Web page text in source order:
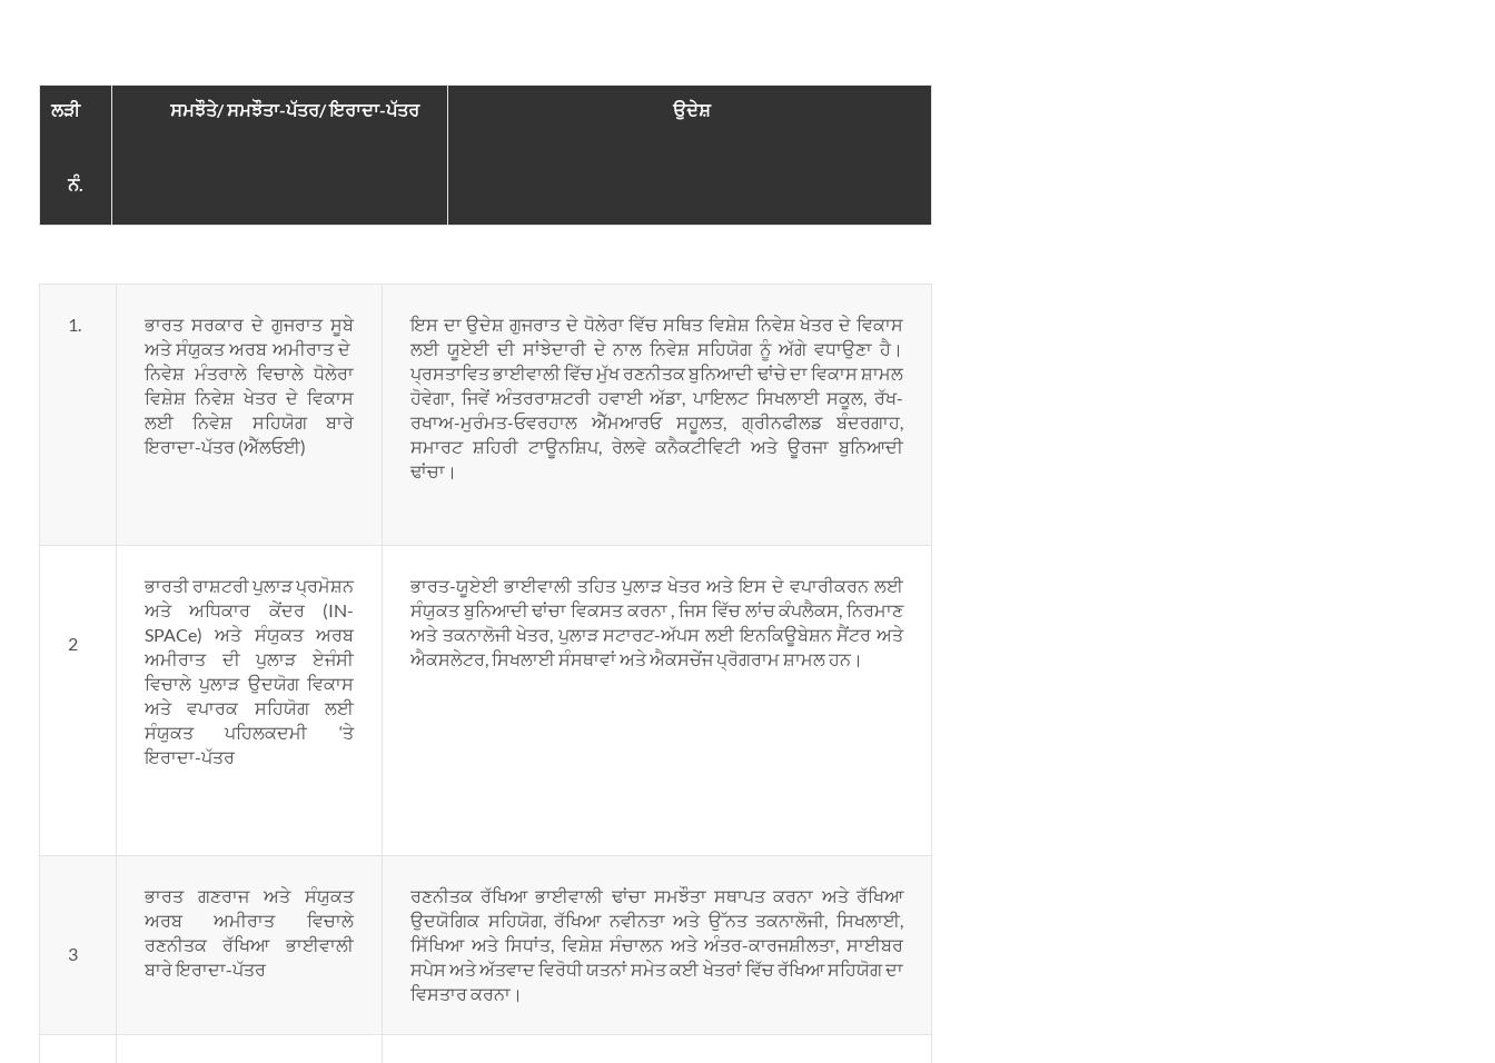
ਲੜੀ
ਨੰ.
ਸਮਝੌਤੇ/ ਸਮਝੌਤਾ-ਪੱਤਰ/ ਇਰਾਦਾ-ਪੱਤਰ ਉਦੇਸ਼
1.
ਭਾਰਤ ਸਰਕਾਰ ਦੇ ਗੁਜਰਾਤ ਸੂਬੇ
ਅਤੇ ਸੰਯੁਕਤ ਅਰਬ ਅਮੀਰਾਤ ਦੇ
ਨਿਵੇਸ਼ ਮੰਤਰਾਲੇ ਵਿਚਾਲੇ ਧੋਲੇਰਾ
ਵਿਸ਼ੇਸ਼ ਨਿਵੇਸ਼ ਖੇਤਰ ਦੇ ਵਿਕਾਸ
ਲਈ ਨਿਵੇਸ਼ ਸਹਿਯੋਗ ਬਾਰੇ
ਇਰਾਦਾ-ਪੱਤਰ (ਐੱਲਓਈ)
ਇਸ ਦਾ ਉਦੇਸ਼ ਗੁਜਰਾਤ ਦੇ ਧੋਲੇਰਾ ਵਿੱਚ ਸਥਿਤ ਵਿਸ਼ੇਸ਼ ਨਿਵੇਸ਼ ਖੇਤਰ ਦੇ ਵਿਕਾਸ
ਲਈ ਯੂਏਈ ਦੀ ਸਾਂਝੇਦਾਰੀ ਦੇ ਨਾਲ ਨਿਵੇਸ਼ ਸਹਿਯੋਗ ਨੂੰ ਅੱਗੇ ਵਧਾਉਣਾ ਹੈ।
ਪ੍ਰਸਤਾਵਿਤ ਭਾਈਵਾਲੀ ਵਿੱਚ ਮੁੱਖ ਰਣਨੀਤਕ ਬੁਨਿਆਦੀ ਢਾਂਚੇ ਦਾ ਵਿਕਾਸ ਸ਼ਾਮਲ
ਹੋਵੇਗਾ, ਜਿਵੇਂ ਅੰਤਰਰਾਸ਼ਟਰੀ ਹਵਾਈ ਅੱਡਾ, ਪਾਇਲਟ ਸਿਖਲਾਈ ਸਕੂਲ, ਰੱਖ-
ਰਖਾਅ-ਮੁਰੰਮਤ-ਓਵਰਹਾਲ ਐੱਮਆਰਓ ਸਹੂਲਤ, ਗ੍ਰੀਨਫੀਲਡ ਬੰਦਰਗਾਹ,
ਸਮਾਰਟ ਸ਼ਹਿਰੀ ਟਾਊਨਸ਼ਿਪ, ਰੇਲਵੇ ਕਨੈਕਟੀਵਿਟੀ ਅਤੇ ਊਰਜਾ ਬੁਨਿਆਦੀ
ਢਾਂਚਾ।
2
ਭਾਰਤੀ ਰਾਸ਼ਟਰੀ ਪੁਲਾੜ ਪ੍ਰਮੋਸ਼ਨ
ਅਤੇ ਅਧਿਕਾਰ ਕੇਂਦਰ (IN-
SPACe) ਅਤੇ ਸੰਯੁਕਤ ਅਰਬ
ਅਮੀਰਾਤ ਦੀ ਪੁਲਾੜ ਏਜੰਸੀ
ਵਿਚਾਲੇ ਪੁਲਾੜ ਉਦਯੋਗ ਵਿਕਾਸ
ਅਤੇ ਵਪਾਰਕ ਸਹਿਯੋਗ ਲਈ
ਸੰਯੁਕਤ ਪਹਿਲਕਦਮੀ ‘ਤੇ
ਇਰਾਦਾ-ਪੱਤਰ
ਭਾਰਤ-ਯੂਏਈ ਭਾਈਵਾਲੀ ਤਹਿਤ ਪੁਲਾੜ ਖੇਤਰ ਅਤੇ ਇਸ ਦੇ ਵਪਾਰੀਕਰਨ ਲਈ
ਸੰਯੁਕਤ ਬੁਨਿਆਦੀ ਢਾਂਚਾ ਵਿਕਸਤ ਕਰਨਾ , ਜਿਸ ਵਿੱਚ ਲਾਂਚ ਕੰਪਲੈਕਸ, ਨਿਰਮਾਣ
ਅਤੇ ਤਕਨਾਲੋਜੀ ਖੇਤਰ, ਪੁਲਾੜ ਸਟਾਰਟ-ਅੱਪਸ ਲਈ ਇਨਕਿਊਬੇਸ਼ਨ ਸੈਂਟਰ ਅਤੇ
ਐਕਸਲੇਟਰ, ਸਿਖਲਾਈ ਸੰਸਥਾਵਾਂ ਅਤੇ ਐਕਸਚੇਂਜ ਪ੍ਰੋਗਰਾਮ ਸ਼ਾਮਲ ਹਨ।
3
ਭਾਰਤ ਗਣਰਾਜ ਅਤੇ ਸੰਯੁਕਤ
ਅਰਬ ਅਮੀਰਾਤ ਵਿਚਾਲੇ
ਰਣਨੀਤਕ ਰੱਖਿਆ ਭਾਈਵਾਲੀ
ਬਾਰੇ ਇਰਾਦਾ-ਪੱਤਰ
ਰਣਨੀਤਕ ਰੱਖਿਆ ਭਾਈਵਾਲੀ ਢਾਂਚਾ ਸਮਝੌਤਾ ਸਥਾਪਤ ਕਰਨਾ ਅਤੇ ਰੱਖਿਆ
ਉਦਯੋਗਿਕ ਸਹਿਯੋਗ, ਰੱਖਿਆ ਨਵੀਨਤਾ ਅਤੇ ਉੱਨਤ ਤਕਨਾਲੋਜੀ, ਸਿਖਲਾਈ,
ਸਿੱਖਿਆ ਅਤੇ ਸਿਧਾਂਤ, ਵਿਸ਼ੇਸ਼ ਸੰਚਾਲਨ ਅਤੇ ਅੰਤਰ-ਕਾਰਜਸ਼ੀਲਤਾ, ਸਾਈਬਰ
ਸਪੇਸ ਅਤੇ ਅੱਤਵਾਦ ਵਿਰੋਧੀ ਯਤਨਾਂ ਸਮੇਤ ਕਈ ਖੇਤਰਾਂ ਵਿੱਚ ਰੱਖਿਆ ਸਹਿਯੋਗ ਦਾ
ਵਿਸਤਾਰ ਕਰਨਾ।